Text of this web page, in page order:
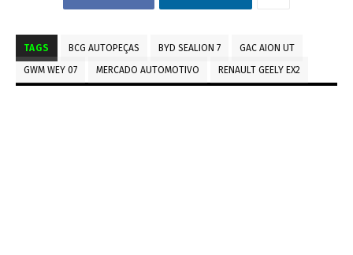
TAGS BCG AUTOPEÇAS BYD SEALION 7
GAC AION UT
GWM WEY 07
MERCADO AUTOMOTIVO RENAULT GEELY EX2